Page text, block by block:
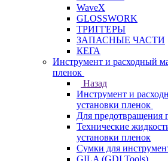
WaveX
GLOSSWORK
ТРИГГЕРЫ
ЗАПАСНЫЕ ЧАСТИ
КЕГА
Инструмент и расходный
пленок
Назад
Инструмент и
установки пленок
Для предотвращения
Технические
установки пленок
Сумки для
GILA (GDI Tools)